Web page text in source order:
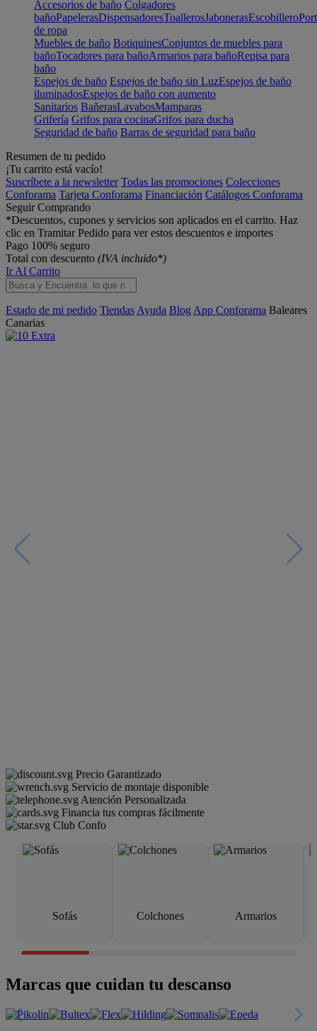
Accesorios de baño Colgadores
bañoPapelerasDispensadoresToallerosJabonerasEscobillero
de ropa
Muebles de baño BotiquinesConjuntos de muebles para
bañoTocadores para bañoArmarios para bañoRepisa para
baño
Espejos de baño Espejos de baño sin LuzEspejos de baño
iluminadosEspejos de baño con aumento
Sanitarios BañerasLavabosMamparas
Grifería Grifos para cocinaGrifos para ducha
Seguridad de baño Barras de seguridad para baño
Resumen de tu pedido
¡Tu carrito está vacío!
Suscríbete a la newsletter Todas las promociones Colecciones
Conforama Tarjeta Conforama Financiación Catálogos Conforama
Seguir Comprando
*Descuentos, cupones y servicios son aplicados en el carrito. Haz
clic en Tramitar Pedido para ver estos descuentos e importes
Pago 100% seguro
Total con descuento (IVA incluido*)
Ir Al Carrito
Estado de mi pedido Tiendas Ayuda Blog App Conforama Baleares
Canarias
Precio Garantizado
Servicio de montaje disponible
Atención Personalizada
Financia tus compras fácilmente
Club Confo
Sofás Colchones Armarios
Marcas que cuidan tu descanso